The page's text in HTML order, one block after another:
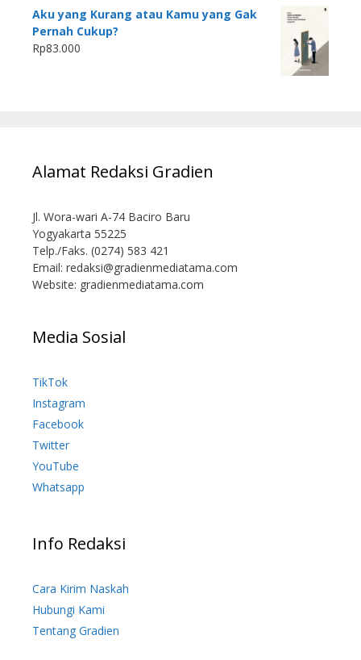
Aku yang Kurang atau Kamu yang Gak
Pernah Cukup?
Rp83.000
Alamat Redaksi Gradien
Jl. Wora-wari A-74 Baciro Baru
Yogyakarta 55225
Telp./Faks. (0274) 583 421
Email: redaksi@gradienmediatama.com
Website: gradienmediatama.com
Media Sosial
TikTok
Instagram
Facebook
Twitter
YouTube
Whatsapp
Info Redaksi
Cara Kirim Naskah
Hubungi Kami
Tentang Gradien